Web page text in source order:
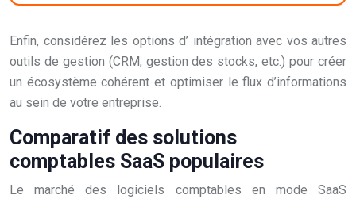
Enfin, considérez les options d’ intégration avec vos autres
outils de gestion (CRM, gestion des stocks, etc.) pour créer
un écosystème cohérent et optimiser le flux d’informations
au sein de votre entreprise.
Comparatif des solutions
comptables SaaS populaires
Le marché des logiciels comptables en mode SaaS